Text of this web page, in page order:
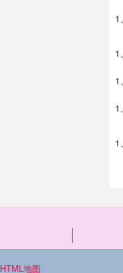
1、
1、
1、
1、
1、
HTML地图